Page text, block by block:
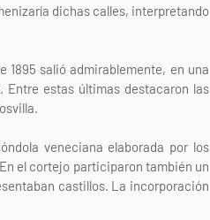
dichas calles, interpretando
salió admirablemente, en una
Entre estas últimas destacaron las
veneciana elaborada por los
el cortejo participaron también un
castillos. La incorporación